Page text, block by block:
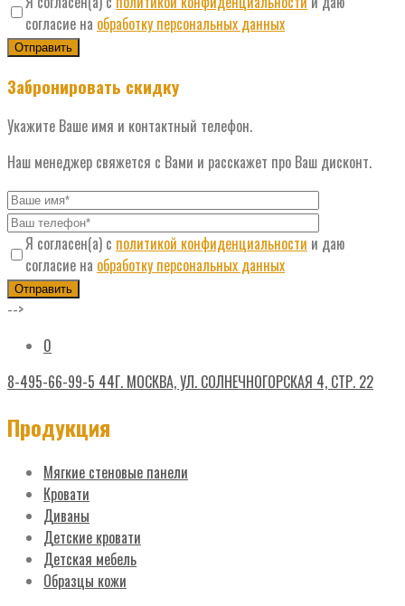
согласие на обработку персональных данных
Забронировать скидку
Укажите Ваше имя и контактный телефон.
Наш менеджер свяжется с Вами и расскажет про Ваш дисконт.
Я согласен(а) с политикой конфиденциальности и даю
согласие на обработку персональных данных
-->
0
8-495-66-99-5 44Г. МОСКВА, УЛ. СОЛНЕЧНОГОРСКАЯ 4, СТР. 22
Продукция
Мягкие стеновые панели
Кровати
Диваны
Детские кровати
Детская мебель
Образцы кожи